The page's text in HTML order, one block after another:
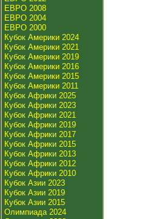
ЕВРО 2008
ЕВРО 2004
ЕВРО 2000
Кубок Америки 2024
Кубок Америки 2021
Кубок Америки 2019
Кубок Америки 2016
Кубок Америки 2015
Кубок Америки 2011
Кубок Африки 2025
Кубок Африки 2023
Кубок Африки 2021
Кубок Африки 2019
Кубок Африки 2017
Кубок Африки 2015
Кубок Африки 2013
Кубок Африки 2012
Кубок Африки 2010
Кубок Азии 2023
Кубок Азии 2019
Кубок Азии 2015
Олимпиада 2024